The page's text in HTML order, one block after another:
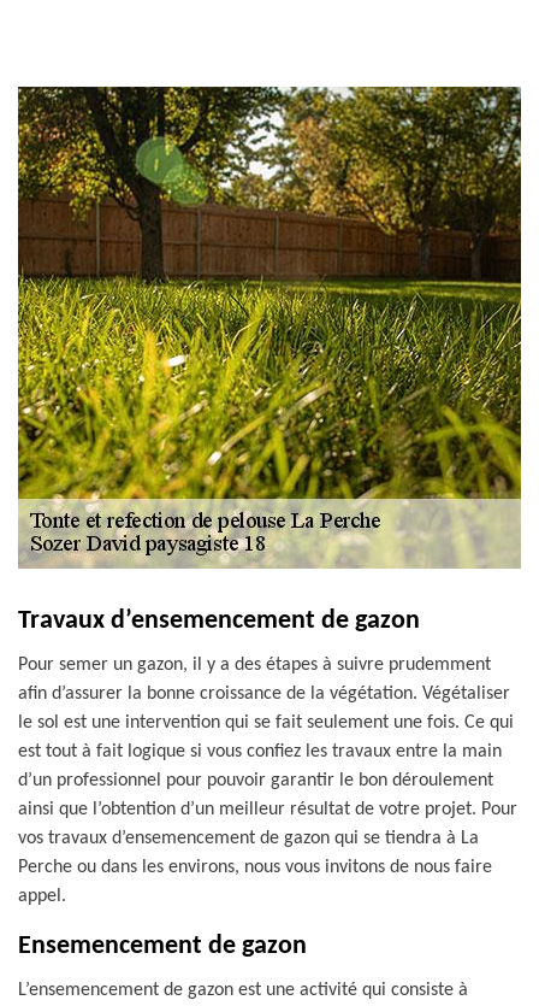
Travaux d’ensemencement de gazon
Pour semer un gazon, il y a des étapes à suivre prudemment
afin d’assurer la bonne croissance de la végétation. Végétaliser
le sol est une intervention qui se fait seulement une fois. Ce qui
est tout à fait logique si vous confiez les travaux entre la main
d’un professionnel pour pouvoir garantir le bon déroulement
ainsi que l’obtention d’un meilleur résultat de votre projet. Pour
vos travaux d’ensemencement de gazon qui se tiendra à La
Perche ou dans les environs, nous vous invitons de nous faire
appel.
Ensemencement de gazon
L’ensemencement de gazon est une activité qui consiste à